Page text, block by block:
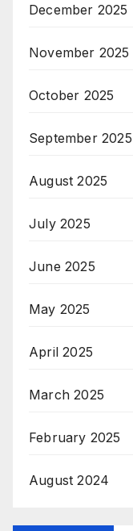
December 2025
November 2025
October 2025
September 2025
August 2025
July 2025
June 2025
May 2025
April 2025
March 2025
February 2025
August 2024